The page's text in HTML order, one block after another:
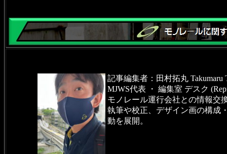
記事編集者：田村拓丸 Takumaru
MJWS代表 ・ 編集室 デスク
モノレール運行会社との情報交
執筆や校正、デザイン画の構成
動を展開。